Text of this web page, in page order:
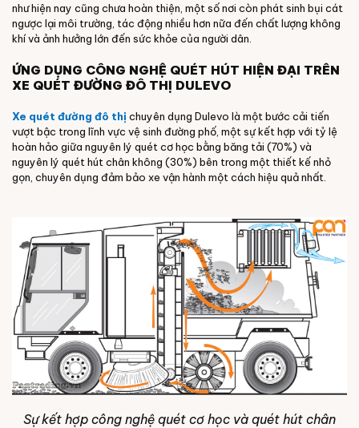
như hiện nay cũng chưa hoàn thiện, một số nơi còn phát sinh bụi cát
ngược lại môi trường, tác động nhiều hơn nữa đến chất lượng không
khí và ảnh hưởng lớn đến sức khỏe của người dân.
ỨNG DỤNG CÔNG NGHỆ QUÉT HÚT HIỆN ĐẠI TRÊN
XE QUÉT ĐƯỜNG ĐÔ THỊ DULEVO
Xe quét đường đô thị chuyên dụng Dulevo là một bước cải tiến
vượt bậc trong lĩnh vực vệ sinh đường phố, một sự kết hợp với tỷ lệ
hoàn hảo giữa nguyên lý quét cơ học bằng băng tải (70%) và
nguyên lý quét hút chân không (30%) bên trong một thiết kế nhỏ
gọn, chuyên dụng đảm bảo xe vận hành một cách hiệu quả nhất.
Sự kết hợp công nghệ quét cơ học và quét hút chân